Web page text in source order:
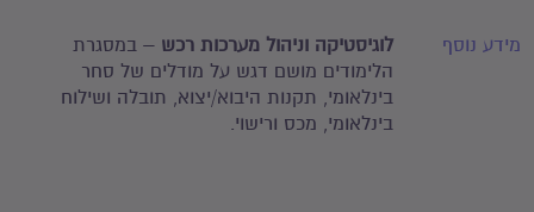
מידע נוסף לוגיסטיקה וניהול מערכות רכש – במסגרת
הלימודים מושם דגש על מודלים של סחר
בינלאומי, תקנות היבוא/יצוא, תובלה ושילוח
בינלאומי, מכס ורישוי.